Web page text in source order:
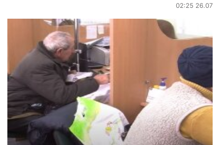
02:25 26.07